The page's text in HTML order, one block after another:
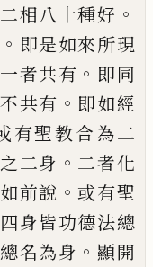
二相八十種好 。
。 即是如來所現
一者共有 。 即同
不共有 。 即如經
有聖教合為二
二身 。 二者化
前說 。 或有聖
身皆功德法總
名為身 。 顯開